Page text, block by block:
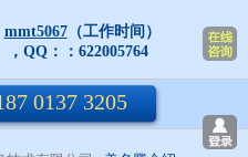
表示园亭、园丁、园林，字义吉
调为阴平、阳平，音律优美，朗
mmt5067（工作时间）
，QQ：： 622005764
0137 3205